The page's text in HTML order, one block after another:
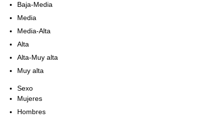
Baja-Media
Media
Media-Alta
Alta
Alta-Muy alta
Muy alta
Sexo
Mujeres
Hombres